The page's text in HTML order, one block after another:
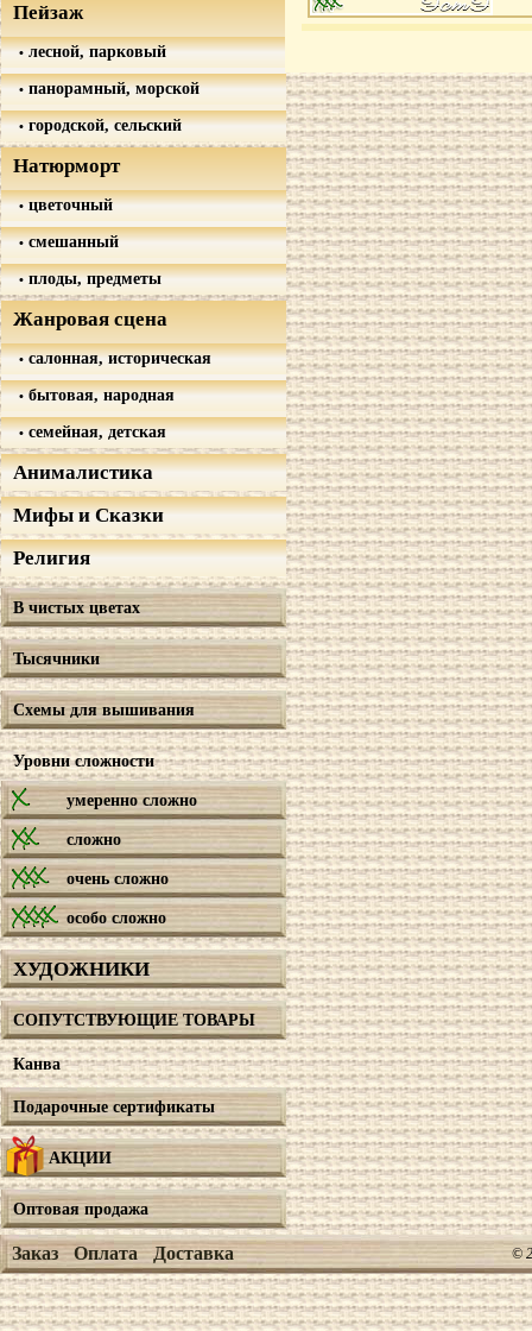
Пейзаж
лесной, парковый
панорамный, морской
городской, сельский
Натюрморт
цветочный
смешанный
плоды, предметы
Жанровая сцена
салонная, историческая
бытовая, народная
семейная, детская
Анималистика
Мифы и Сказки
Религия
В чистых цветах
Тысячники
Схемы для вышивания
Уровни сложности
умеренно сложно
сложно
очень сложно
особо сложно
ХУДОЖНИКИ
СОПУТСТВУЮЩИЕ ТОВАРЫ
Канва
Подарочные сертификаты
АКЦИИ
Оптовая продажа
Заказ Оплата Доставка ©